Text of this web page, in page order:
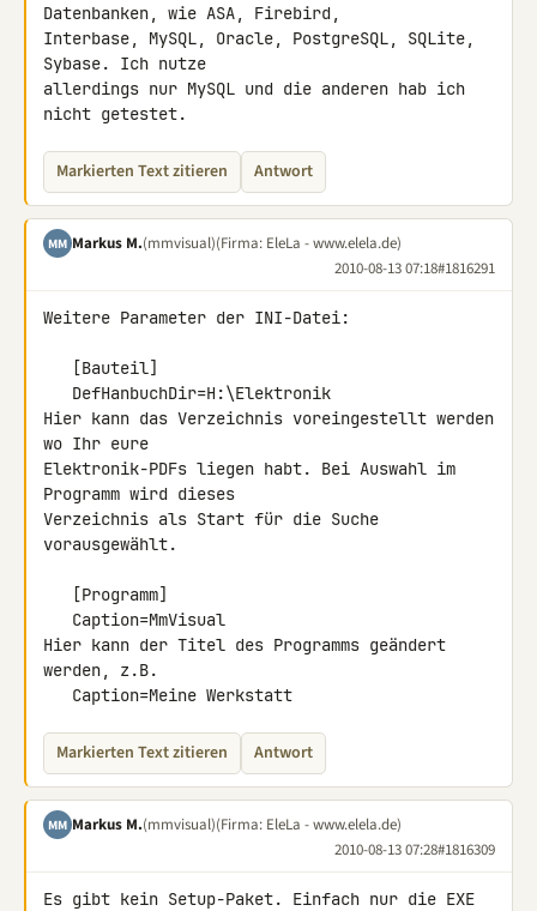
Datenbanken, wie ASA, Firebird,
Interbase, MySQL, Oracle, PostgreSQL, SQLite,
Sybase. Ich nutze
allerdings nur MySQL und die anderen hab ich
nicht getestet.
Markierten Text zitieren Antwort
MM Markus M.(mmvisual)(Firma: EleLa - www.elela.de)
2010-08-13 07:18#1816291
Weitere Parameter der INI-Datei:
Hier kann das Verzeichnis voreingestellt werden
wo Ihr eure
Elektronik-PDFs liegen habt. Bei Auswahl im
Programm wird dieses
Verzeichnis als Start für die Suche
vorausgewählt.
Hier kann der Titel des Programms geändert
werden, z.B.
   Caption=Meine Werkstatt
Markierten Text zitieren Antwort
MM Markus M.(mmvisual)(Firma: EleLa - www.elela.de)
2010-08-13 07:28#1816309
Es gibt kein Setup-Paket. Einfach nur die EXE